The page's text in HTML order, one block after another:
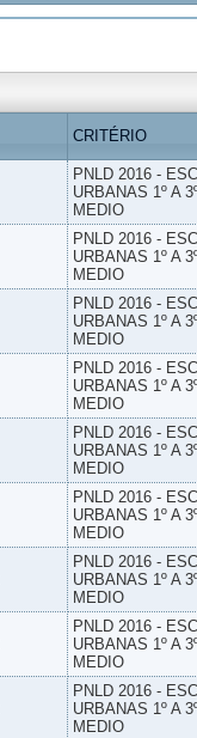
CRITÉRIO
PNLD 2016 -
URBANAS 1º A
MEDIO
PNLD 2016 -
URBANAS 1º A
MEDIO
PNLD 2016 -
URBANAS 1º A
MEDIO
PNLD 2016 -
URBANAS 1º A
MEDIO
PNLD 2016 -
URBANAS 1º A
MEDIO
PNLD 2016 -
URBANAS 1º A
MEDIO
PNLD 2016 -
URBANAS 1º A
MEDIO
PNLD 2016 -
URBANAS 1º A
MEDIO
PNLD 2016 -
URBANAS 1º A
MEDIO